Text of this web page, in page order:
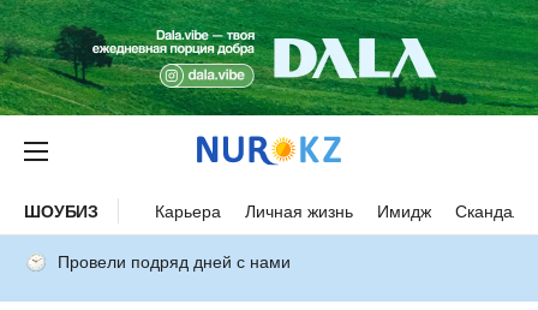
ШОУБИЗ Карьера Личная жизнь Имидж Скандалы
Провели подряд дней с нами